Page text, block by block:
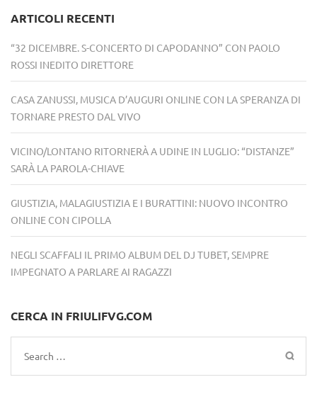
ARTICOLI RECENTI
“32 DICEMBRE. S-CONCERTO DI CAPODANNO” CON PAOLO
ROSSI INEDITO DIRETTORE
CASA ZANUSSI, MUSICA D’AUGURI ONLINE CON LA SPERANZA DI
TORNARE PRESTO DAL VIVO
VICINO/LONTANO RITORNERÀ A UDINE IN LUGLIO: “DISTANZE”
SARÀ LA PAROLA-CHIAVE
GIUSTIZIA, MALAGIUSTIZIA E I BURATTINI: NUOVO INCONTRO
ONLINE CON CIPOLLA
NEGLI SCAFFALI IL PRIMO ALBUM DEL DJ TUBET, SEMPRE
IMPEGNATO A PARLARE AI RAGAZZI
CERCA IN FRIULIFVG.COM
Search
for: